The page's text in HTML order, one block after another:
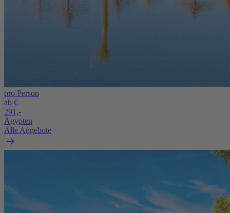
pro Person
ab €
291,-
Ägypten
Alle Angebote